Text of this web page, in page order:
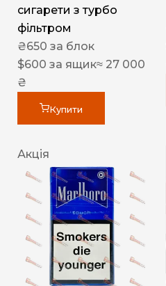
сигарети з турбо
фільтром
₴650 за блок
$600 за ящик≈ 27 000
₴
Купити
Акція